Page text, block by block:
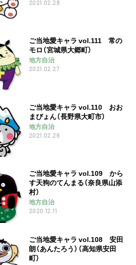
2021.02.28
ご当地愛キャラ vol.111 常の
モロ（宮城県大郷町）
地方自治
2021.02.27
ご当地愛キャラ vol.110 おお
まぴょん（長野県大町市）
地方自治
2021.02.26
ご当地愛キャラ vol.109 から
す天狗のてんまる（奈良県山添
村）
地方自治
2020.12.11
ご当地愛キャラ vol.108 安田
朗（あんたろう）（高知県安田
町）